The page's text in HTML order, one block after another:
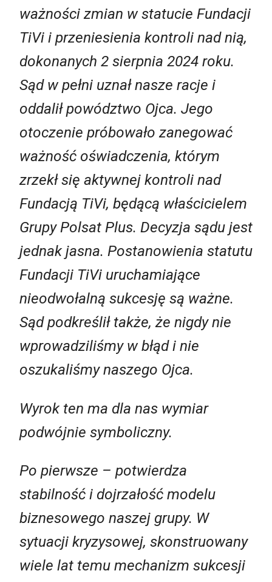
ważności zmian w statucie Fundacji
TiVi i przeniesienia kontroli nad nią,
dokonanych 2 sierpnia 2024 roku.
Sąd w pełni uznał nasze racje i
oddalił powództwo Ojca. Jego
otoczenie próbowało zanegować
ważność oświadczenia, którym
zrzekł się aktywnej kontroli nad
Fundacją TiVi, będącą właścicielem
Grupy Polsat Plus. Decyzja sądu jest
jednak jasna. Postanowienia statutu
Fundacji TiVi uruchamiające
nieodwołalną sukcesję są ważne.
Sąd podkreślił także, że nigdy nie
wprowadziliśmy w błąd i nie
oszukaliśmy naszego Ojca.
Wyrok ten ma dla nas wymiar
podwójnie symboliczny.
Po pierwsze – potwierdza
stabilność i dojrzałość modelu
biznesowego naszej grupy. W
sytuacji kryzysowej, skonstruowany
wiele lat temu mechanizm sukcesji